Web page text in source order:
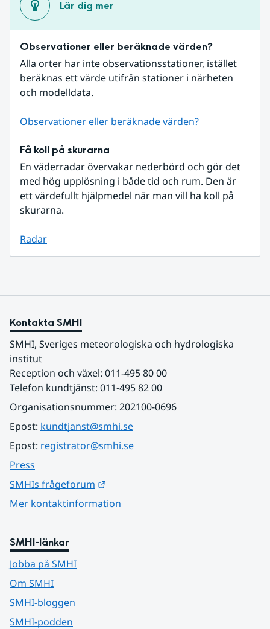
Lär dig mer
Observationer eller beräknade värden?
Alla orter har inte observationsstationer, istället
beräknas ett värde utifrån stationer i närheten
och modelldata.
Observationer eller beräknade värden?
Få koll på skurarna
En väderradar övervakar nederbörd och gör det
med hög upplösning i både tid och rum. Den är
ett värdefullt hjälpmedel när man vill ha koll på
skurarna.
Radar
Kontakta SMHI
SMHI, Sveriges meteorologiska och hydrologiska
institut
Reception och växel: 011-495 80 00
Telefon kundtjänst: 011-495 82 00
Organisationsnummer: 202100-0696
Epost: kundtjanst@smhi.se
Epost: registrator@smhi.se
Press
SMHIs frågeforum
Mer kontaktinformation
SMHI-länkar
Jobba på SMHI
Om SMHI
SMHI-bloggen
SMHI-podden